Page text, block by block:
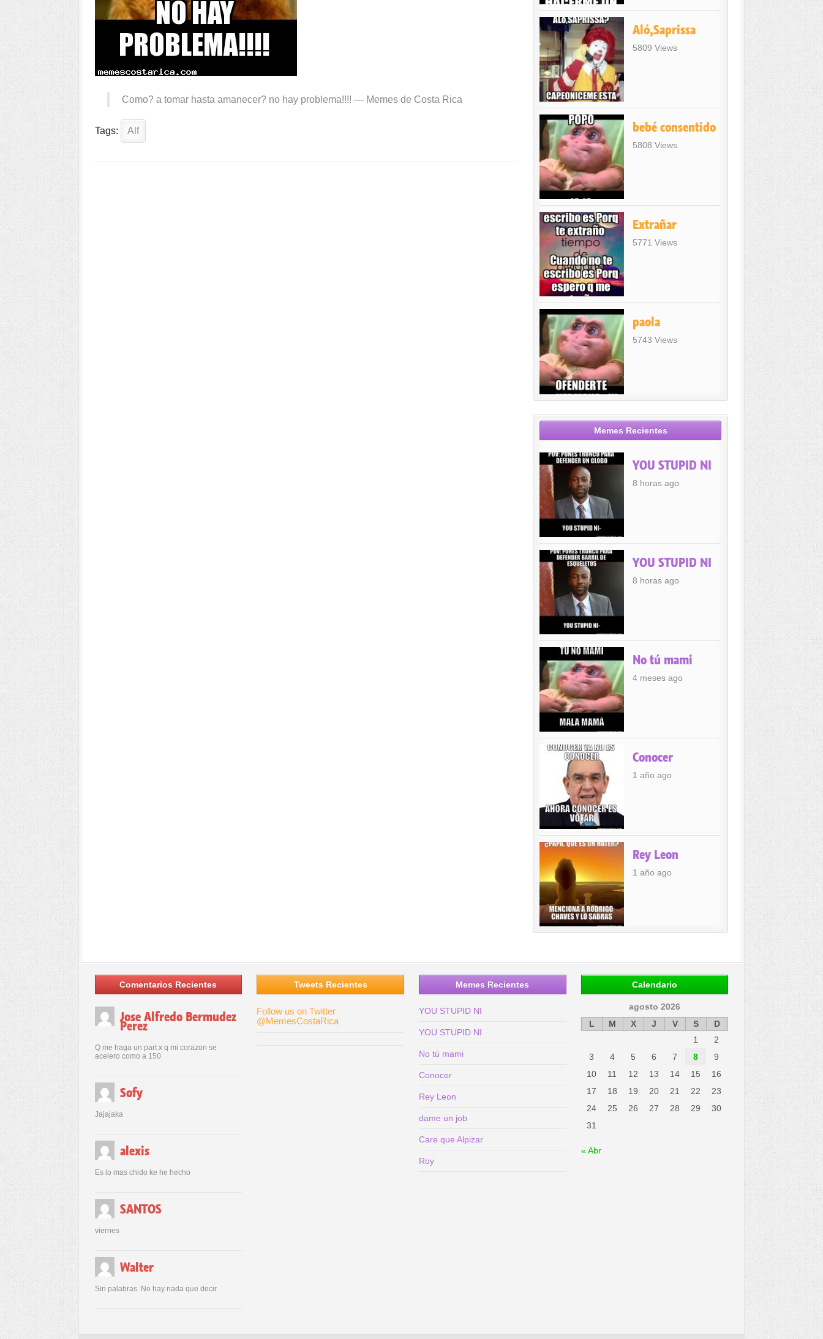
Como? a tomar hasta amanecer? no hay problema!!!! — Memes de Costa Rica
Tags: Alf
Aló,Saprissa
5809 Views
bebé consentido
5808 Views
Extrañar
5771 Views
paola
5743 Views
Memes Recientes
YOU STUPID NI
8 horas ago
YOU STUPID NI
8 horas ago
No tú mami
4 meses ago
Conocer
1 año ago
Rey Leon
1 año ago
Comentarios Recientes
Jose Alfredo Bermudez
Perez
Q me haga un part x q mi corazon se
acelero como a 150
Sofy
Jajajaka
alexis
Es lo mas chido ke he hecho
SANTOS
viernes
Walter
Sin palabras. No hay nada que decir
Tweets Recientes
Follow us on Twitter
@MemesCostaRica
Memes Recientes
YOU STUPID NI
YOU STUPID NI
No tú mami
Conocer
Rey Leon
dame un job
Care que Alpizar
Roy
Calendario
agosto 2026
L
M X J V S
D
1
2
3
4 5 6 7 8
9
10
11 12 13 14 15
16
17
18 19 20 21 22
23
24
25 26 27 28 29
30
31
« Abr